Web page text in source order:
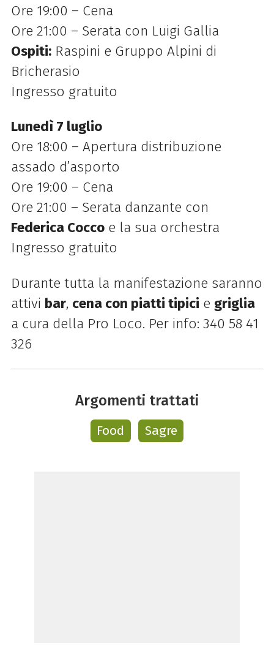
Ore 19:00 – Cena
Ore 21:00 – Serata con Luigi Gallia
Ospiti:Raspini e Gruppo Alpini di
Bricherasio
Ingresso gratuito
Lunedì 7 luglio
Ore 18:00 – Apertura distribuzione
assado d’asporto
Ore 19:00 – Cena
Ore 21:00 – Serata danzante con
Federica Coccoe la sua orchestra
Ingresso gratuito
Durante tutta la manifestazione saranno
attivi bar, cena con piatti tipici e griglia
a cura della Pro Loco. Per info: 340 58 41
326
Argomenti trattati
Food Sagre